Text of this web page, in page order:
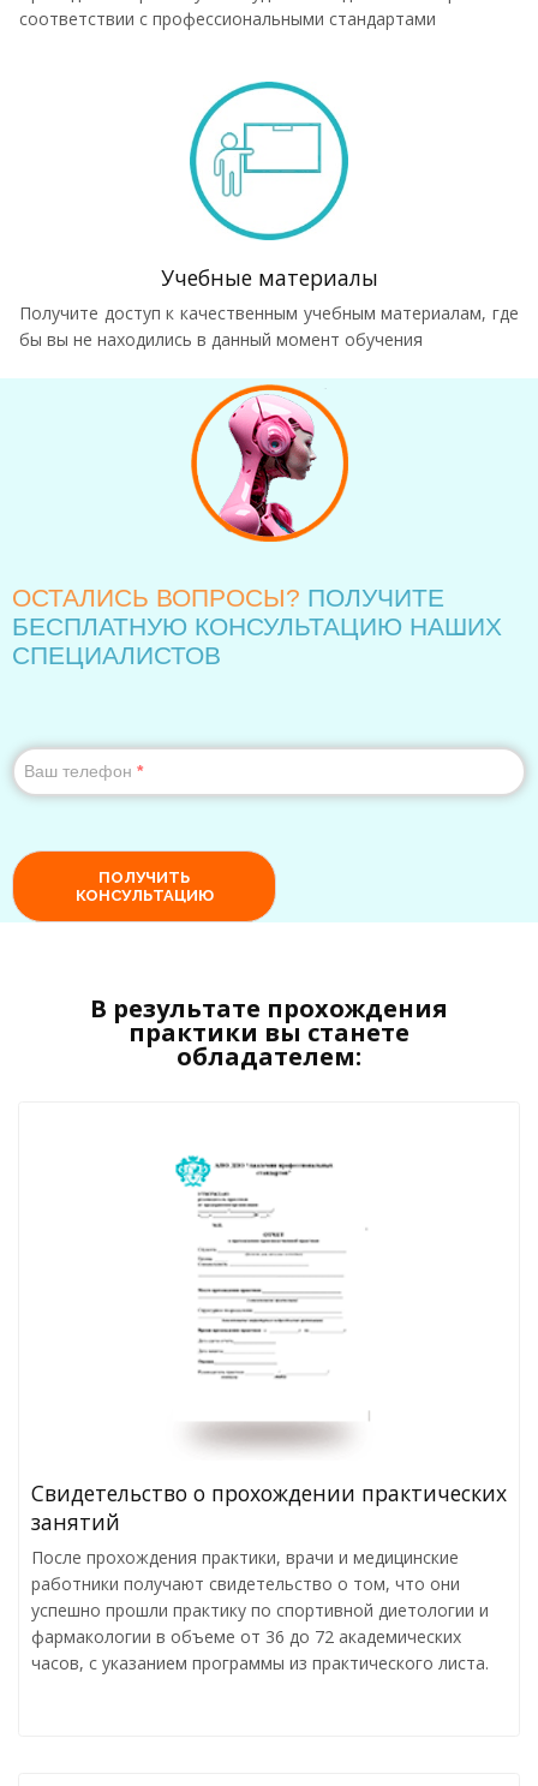
соответствии с профессиональными стандартами
Учебные материалы
Получите доступ к качественным учебным материалам, где
бы вы не находились в данный момент обучения
В результате прохождения
практики вы станете
обладателем:
Свидетельство о прохождении практических
занятий
После прохождения практики, врачи и медицинские
работники получают свидетельство о том, что они
успешно прошли практику по спортивной диетологии и
фармакологии в объеме от 36 до 72 академических
часов, с указанием программы из практического листа.